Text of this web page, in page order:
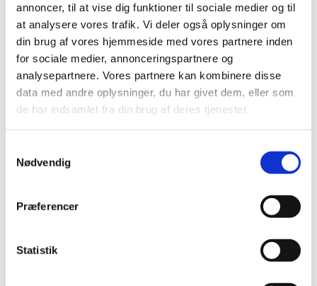
annoncer, til at vise dig funktioner til sociale medier og til
at analysere vores trafik. Vi deler også oplysninger om
din brug af vores hjemmeside med vores partnere inden
for sociale medier, annonceringspartnere og
analysepartnere. Vores partnere kan kombinere disse
data med andre oplysninger, du har givet dem, eller som
de har indsamlet fra din brug af deres tjenester.
Nødvendig
Præferencer
Statistik
Alle (2506)
2026 (84)
2025 (158)
2024 (224)
2023 (195)
2021 (516)
2019 (159)
2017 (167)